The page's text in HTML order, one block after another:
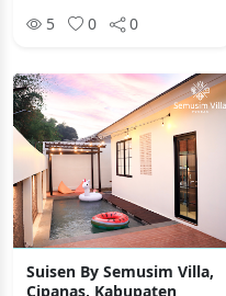
5 0 0
Suisen By Semusim Villa,
Cipanas, Kabupaten